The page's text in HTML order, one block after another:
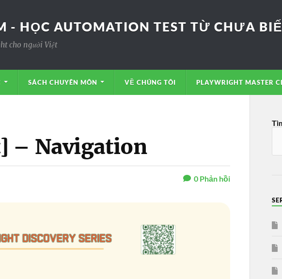
- HỌC AUTOMATION TEST TỪ CHƯA
cho người Việt
SÁCH CHUYÊN MÔN VỀ CHÚNG TÔI PLAYWRIGHT MASTER
– Navigation
0Phản hồi